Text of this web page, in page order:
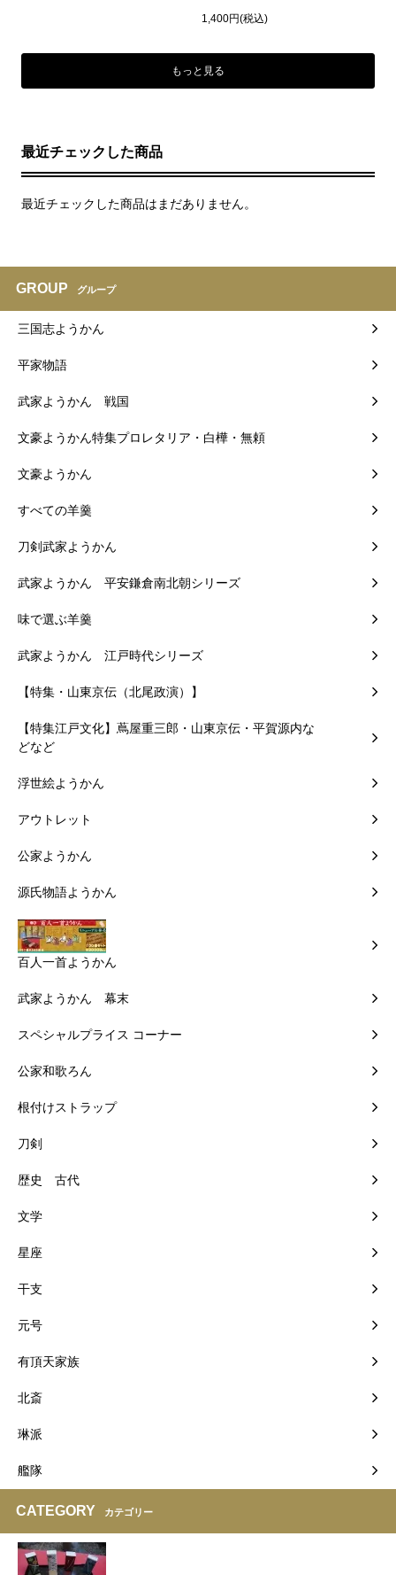
1,400円(税込)
もっと見る
最近チェックした商品
最近チェックした商品はまだありません。
GROUP グループ
三国志ようかん
平家物語
武家ようかん 戦国
文豪ようかん特集プロレタリア・白樺・無頼
文豪ようかん
すべての羊羹
刀剣武家ようかん
武家ようかん 平安鎌倉南北朝シリーズ
味で選ぶ羊羹
武家ようかん 江戸時代シリーズ
【特集・山東京伝（北尾政演）】
【特集江戸文化】蔦屋重三郎・山東京伝・平賀源内な
どなど
浮世絵ようかん
アウトレット
公家ようかん
源氏物語ようかん
百人一首ようかん
武家ようかん 幕末
スペシャルプライス コーナー
公家和歌ろん
根付けストラップ
刀剣
歴史 古代
文学
星座
干支
元号
有頂天家族
北斎
琳派
艦隊
CATEGORY カテゴリー